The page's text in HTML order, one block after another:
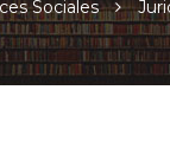
Sociales